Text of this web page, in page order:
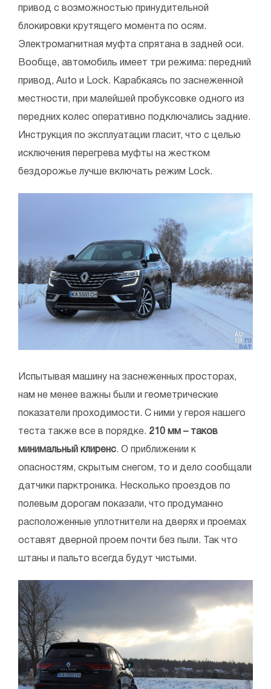
привод с возможностью принудительной
блокировки крутящего момента по осям.
Электромагнитная муфта спрятана в задней оси.
Вообще, автомобиль имеет три режима: передний
привод, Auto и Lock. Карабкаясь по заснеженной
местности, при малейшей пробуксовке одного из
передних колес оперативно подключались задние.
Инструкция по эксплуатации гласит, что с целью
исключения перегрева муфты на жестком
бездорожье лучше включать режим Lock.
Испытывая машину на заснеженных просторах,
нам не менее важны были и геометрические
показатели проходимости. С ними у героя нашего
теста также все в порядке. 210 мм – таков
минимальный клиренс. О приближении к
опасностям, скрытым снегом, то и дело сообщали
датчики парктроника. Несколько проездов по
полевым дорогам показали, что продуманно
расположенные уплотнители на дверях и проемах
оставят дверной проем почти без пыли. Так что
штаны и пальто всегда будут чистыми.